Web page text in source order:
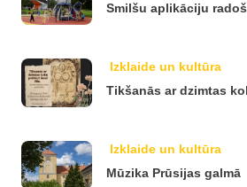
Smilšu aplikāciju
Izklaide un kultūra
Tikšanās ar dzimtas
Izklaide un kultūra
Mūzika Prūsijas galmā